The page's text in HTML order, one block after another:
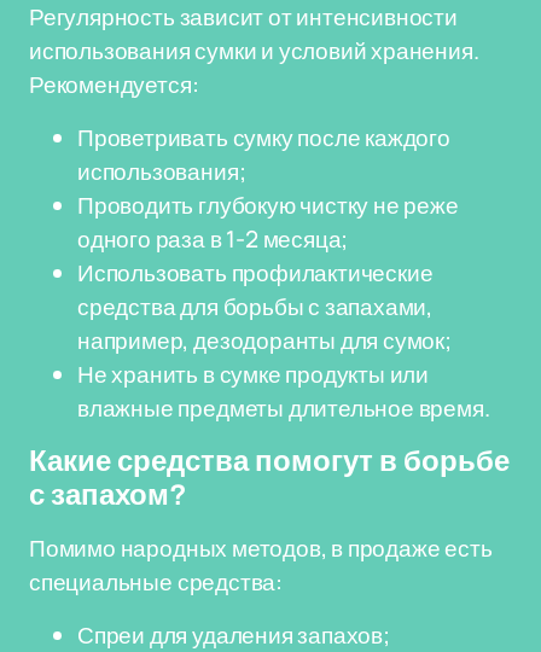
Регулярность зависит от интенсивности
использования сумки и условий хранения.
Рекомендуется:
Проветривать сумку после каждого
использования;
Проводить глубокую чистку не реже
одного раза в 1-2 месяца;
Использовать профилактические
средства для борьбы с запахами,
например, дезодоранты для сумок;
Не хранить в сумке продукты или
влажные предметы длительное время.
Какие средства помогут в борьбе
с запахом?
Помимо народных методов, в продаже есть
специальные средства:
Спреи для удаления запахов;